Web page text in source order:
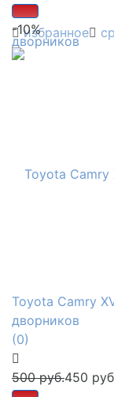
избранное
-10%
Toyota Camry
дворников
(0)
500 руб.450